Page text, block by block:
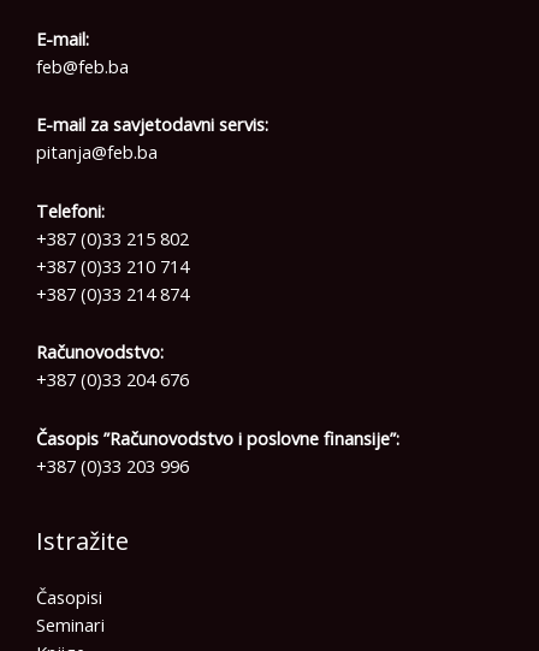
E-mail:
feb@feb.ba
E-mail za savjetodavni servis:
pitanja@feb.ba
Telefoni:
+387 (0)33 215 802
+387 (0)33 210 714
+387 (0)33 214 874
Računovodstvo:
+387 (0)33 204 676
Časopis ”Računovodstvo i poslovne finansije”:
+387 (0)33 203 996
Istražite
Časopisi
Seminari